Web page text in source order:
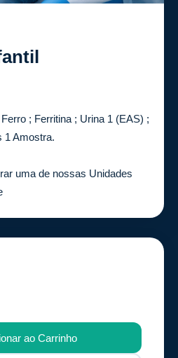
; Ferritina ; Urina 1 (EAS) ;
1 Amostra.
uma de nossas Unidades
ao Carrinho